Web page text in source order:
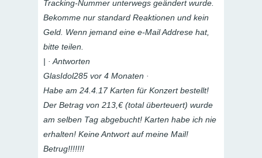
Tracking-Nummer unterwegs geändert wurde.
Bekomme nur standard Reaktionen und kein
Geld. Wenn jemand eine e-Mail Addrese hat,
bitte teilen.
| · Antworten
GlasIdol285 vor 4 Monaten ·
Habe am 24.4.17 Karten für Konzert bestellt!
Der Betrag von 213,€ (total überteuert) wurde
am selben Tag abgebucht! Karten habe ich nie
erhalten! Keine Antwort auf meine Mail!
Betrug!!!!!!!